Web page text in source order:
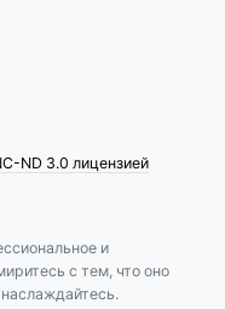
ND 3.0 лицензией
и
с тем, что оно